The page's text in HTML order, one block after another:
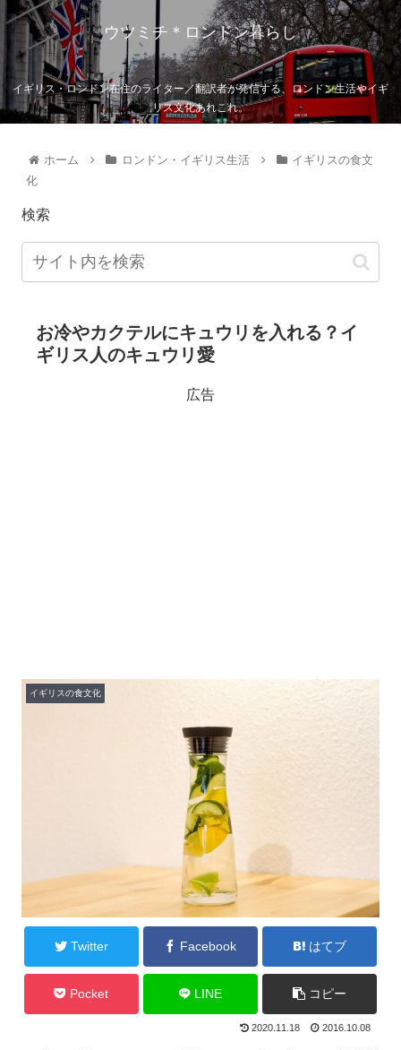
ウツミチ＊ロンドン暮らし
イギリス・ロンドン在住のライター／翻訳者が発信する、ロンドン生活やイギ
リス文化あれこれ。
ホーム ロンドン・イギリス生活
イギリスの食文
化
検索
お冷やカクテルにキュウリを入れる？イ
ギリス人のキュウリ愛
広告
イギリスの食文化
Twitter Facebook はてブ
Pocket LINE コピー
2020.11.18 2016.10.08